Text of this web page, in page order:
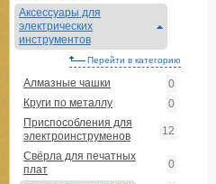
Аксессуары для
электрических
инструментов
Перейти в категорию
Алмазные чашки
0
Круги по металлу
0
Приспособления для
электроинструменов
12
Свёрла для печатных
плат
0